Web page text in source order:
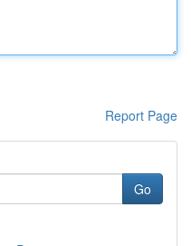
Report Page
Go